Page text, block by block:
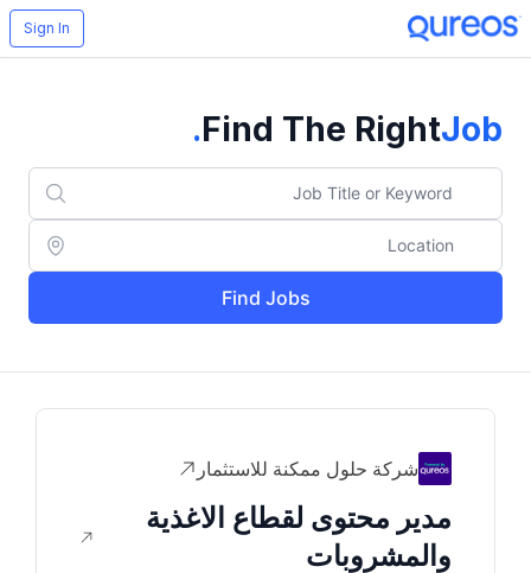
Sign In
Find The RightJob
.
Find Jobs
شركة حلول ممكنة للاستثمار
مدير محتوى لقطاع الاغذية
والمشروبات